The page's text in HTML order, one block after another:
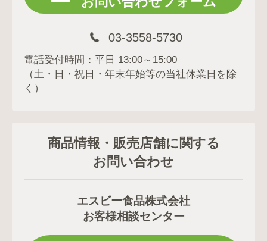
03-3558-5730
電話受付時間：平日 13:00～15:00
（土・日・祝日・年末年始等の当社休業日を除
く）
商品情報・販売店舗に関する
お問い合わせ
エスビー食品株式会社
お客様相談センター